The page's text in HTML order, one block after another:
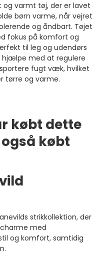
og varmt tøj, der er lavet
børn varme, når vejret
og åndbart. Tøjet
fokus på komfort og
til leg og udendørs
hjælpe med at regulere
fugt væk, hvilket
tørre og varme.
købt dette
købt
strikkollektion, der
med
og komfort, samtidig